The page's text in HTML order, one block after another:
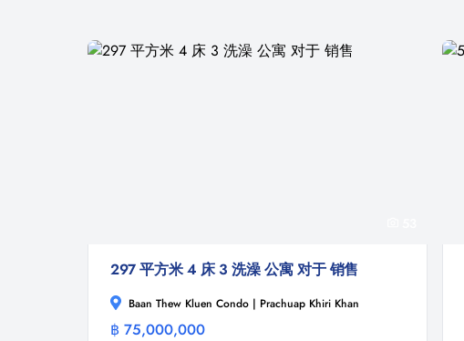
297 平方米 4 床 3 洗澡 公寓 对于 销售
Baan Thew Kluen Condo | Prachuap Khiri Khan
฿ 75,000,000